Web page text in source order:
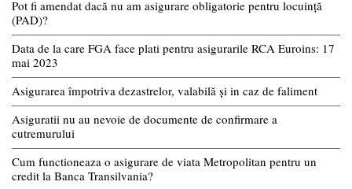
Pot fi amendat dacă nu am asigurare obligatorie pentru locuință
(PAD)?
Data de la care FGA face plati pentru asigurarile RCA Euroins: 17
mai 2023
Asigurarea împotriva dezastrelor, valabilă și in caz de faliment
Asiguratii nu au nevoie de documente de confirmare a
cutremurului
Cum functioneaza o asigurare de viata Metropolitan pentru un
credit la Banca Transilvania?